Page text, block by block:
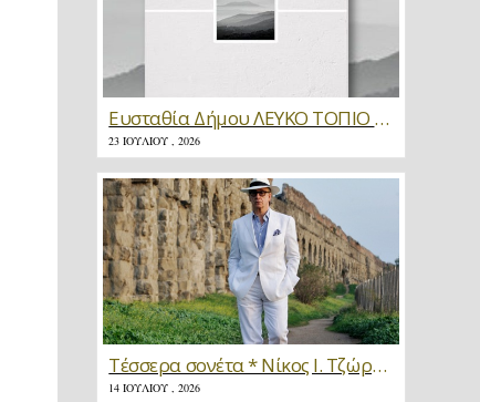
Ευσταθία Δήμου ΛΕΥΚΟ ΤΟΠΙΟ * Κριτική
23 ΙΟΥΛΊΟΥ , 2026
Τέσσερα σονέτα * Νίκος Ι. Τζώρτζης
14 ΙΟΥΛΊΟΥ , 2026